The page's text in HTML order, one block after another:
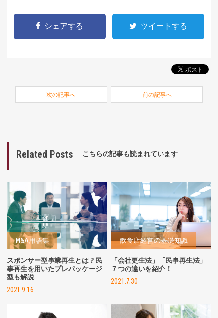
シェアする ツイートする
次の記事へ 前の記事へ
Related Posts こちらの記事も読まれています
M&A用語集
スポンサー型事業再生とは？民
事再生を用いたプレパッケージ
型も解説
2021.9.16
飲食店経営の基礎知識
「会社更生法」「民事再生法」
７つの違いを紹介！
2021.7.30